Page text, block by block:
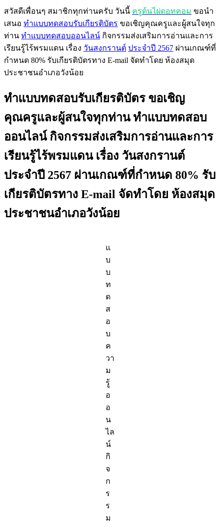
สวัสดีเพื่อนๆ สมาชิกทุกท่านครับ วันนี้ ครูต้นไผ่ดอทคอม ขอนำ
เสนอ ทำแบบทดสอบรับเกียรติบัตร ขอเชิญคุณครูและผู้สนใจทุก
ท่าน ทำแบบทดสอบออนไลน์ กิจกรรมส่งเสริมการอ่านและการ
เรียนรู้ไร้พรมแดน เรื่อง วันสงกรานต์ ประจำปี 2567 ผ่านเกณฑ์ที่
กำหนด 80% รับเกียรติบัตรทาง E-mail จัดทำโดย ห้องสมุด
ประชาชนอำเภอวังน้อย
ทำแบบทดสอบรับเกียรติบัตร ขอเชิญ
คุณครูและผู้สนใจทุกท่าน ทำแบบทดสอบ
ออนไลน์ กิจกรรมส่งเสริมการอ่านและการ
เรียนรู้ไร้พรมแดน เรื่อง วันสงกรานต์
ประจำปี 2567 ผ่านเกณฑ์ที่กำหนด 80% รับ
เกียรติบัตรทาง E-mail จัดทำโดย ห้องสมุด
ประชาชนอำเภอวังน้อย
แ
บ
บ
ท
ด
ส
อ
บ
ค
วา
ม
รู้
อ
อ
น
ไล
น์
กิ
จ
ก
ร
ร
ม